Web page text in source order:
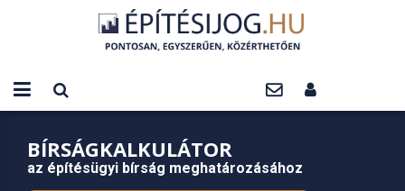
BÍRSÁGKALKULÁTOR
az építésügyi bírság meghatározásához